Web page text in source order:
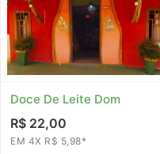
Doce De Leite Dom
R$ 22,00
EM 4X R$ 5,98*